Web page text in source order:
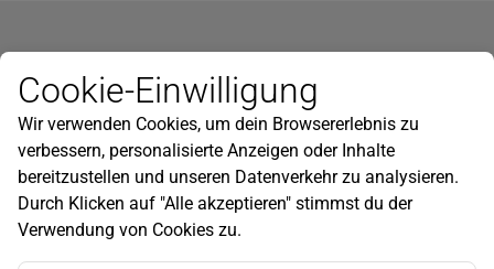
Newsletter
Infos zu neuen Produkten, Gartentipps und mehr findest du in
unserem Newsletter!
Jetzt anmelden
Hilfe
Cookie-Einwilligung
Wir verwenden Cookies, um dein Browsererlebnis zu
verbessern, personalisierte Anzeigen oder Inhalte
bereitzustellen und unseren Datenverkehr zu analysieren.
Durch Klicken auf "Alle akzeptieren" stimmst du der
Verwendung von Cookies zu.